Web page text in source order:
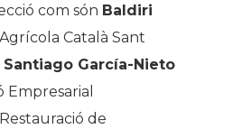
com són Baldiri
Català Sant
Santiago García-Nieto
Empresarial
de